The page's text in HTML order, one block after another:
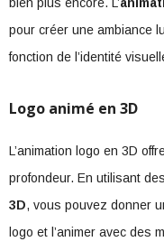
pour créer une ambiance
fonction de l’identité
Logo animé en 3D
L’animation logo en 3D
profondeur. En utilisant
3D, vous pouvez donner
logo et l’animer avec des